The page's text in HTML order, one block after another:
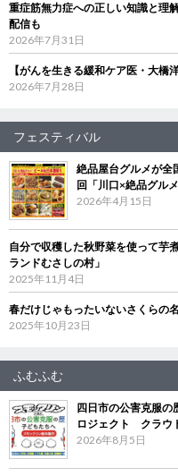
重症筋無力症への正しい知識と
配信も
2026年7月31日
【がんを生きる緩和ケア医・大橋
2026年7月28日
フェスティバル
絶品屋台グルメが
回「川口×絶品グル
2026年4月15日
自分で収穫した秋野菜を使って
ランドむさしの村」
2025年11月4日
春だけじゃもったいないさくらの
2025年10月23日
ふむふむ
四日市の公害克服の
ロジェクト クラウ
2026年8月5日